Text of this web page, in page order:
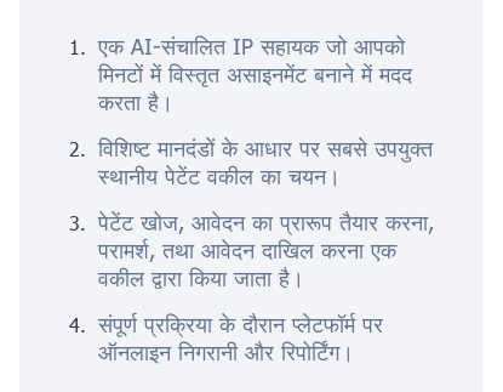
एक AI-संचालित IP सहायक जो आपको
मिनटों में विस्तृत असाइनमेंट बनाने में मदद
करता है।
विशिष्ट मानदंडों के आधार पर सबसे उपयुक्त
स्थानीय पेटेंट वकील का चयन।
पेटेंट खोज, आवेदन का प्रारूप तैयार करना,
परामर्श, तथा आवेदन दाखिल करना एक
वकील द्वारा किया जाता है।
संपूर्ण प्रक्रिया के दौरान प्लेटफॉर्म पर
ऑनलाइन निगरानी और रिपोर्टिंग।